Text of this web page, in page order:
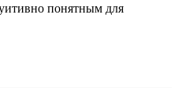
понятным для